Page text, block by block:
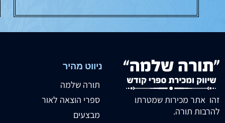
זהו אתר מכירות שמטרתו
להרבות תורה.
ניווט מהיר
תורה שלמה
ספרי הוצאה לאור
מבצעים